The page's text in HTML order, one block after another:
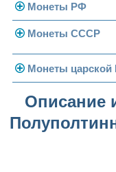
Монеты РФ
Современная
Монеты 1991-1993
Монеты СССР
Погодовка СССР
Монеты 1958 года
Золотые
Памятные и
Монеты царской
Николай II (1894-
Золото
Александр III
Александр II
Описание